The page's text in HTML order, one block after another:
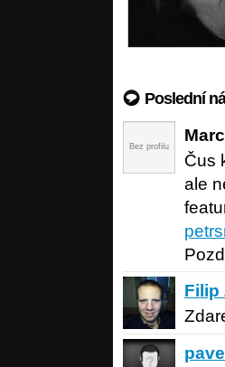
Poslední
Bez profilu
Čus
ale
Filip Žák
Filip